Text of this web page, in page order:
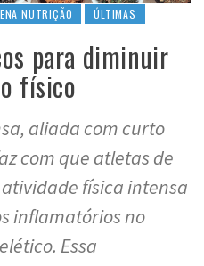
NUTRIÇÃO ÚLTIMAS
para diminuir
físico
aliada com curto
com que atletas de
física intensa
inflamatórios no
Essa